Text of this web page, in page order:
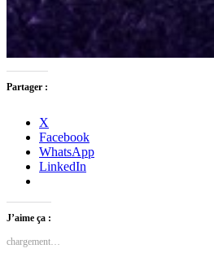
Partager :
X
Facebook
WhatsApp
LinkedIn
J’aime ça :
chargement…